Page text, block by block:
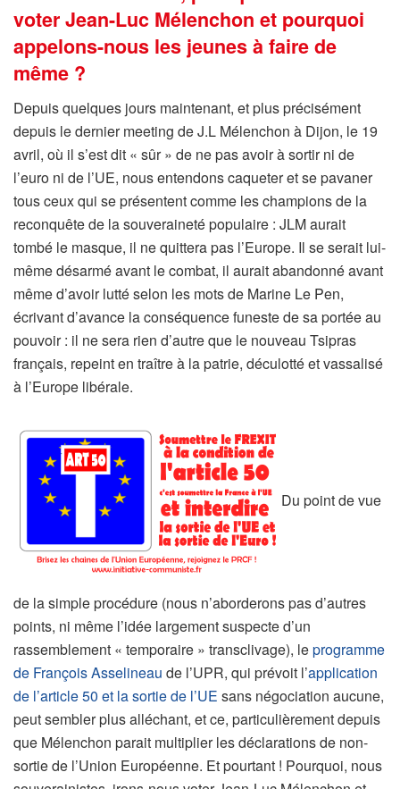
voter Jean-Luc Mélenchon et pourquoi
appelons-nous les jeunes à faire de
même ?
Depuis quelques jours maintenant, et plus précisément
depuis le dernier meeting de J.L Mélenchon à Dijon, le 19
avril, où il s’est dit « sûr » de ne pas avoir à sortir ni de
l’euro ni de l’UE, nous entendons caqueter et se pavaner
tous ceux qui se présentent comme les champions de la
reconquête de la souveraineté populaire : JLM aurait
tombé le masque, il ne quittera pas l’Europe. Il se serait lui-
même désarmé avant le combat, il aurait abandonné avant
même d’avoir lutté selon les mots de Marine Le Pen,
écrivant d’avance la conséquence funeste de sa portée au
pouvoir : il ne sera rien d’autre que le nouveau Tsipras
français, repeint en traître à la patrie, déculotté et vassalisé
à l’Europe libérale.
Du point de vue
de la simple procédure (nous n’aborderons pas d’autres
points, ni même l’idée largement suspecte d’un
rassemblement « temporaire » transclivage), leprogramme
de François Asselineau de l’UPR, qui prévoit l’application
de l’article 50 et la sortie de l’UE sans négociation aucune,
peut sembler plus alléchant, et ce, particulièrement depuis
que Mélenchon parait multiplier les déclarations de non-
sortie de l’Union Européenne. Et pourtant ! Pourquoi, nous